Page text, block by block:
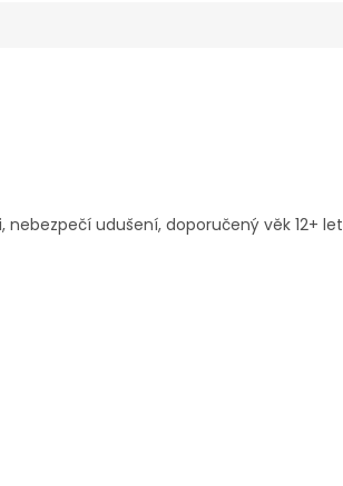
udušení, doporučený věk 12+ let